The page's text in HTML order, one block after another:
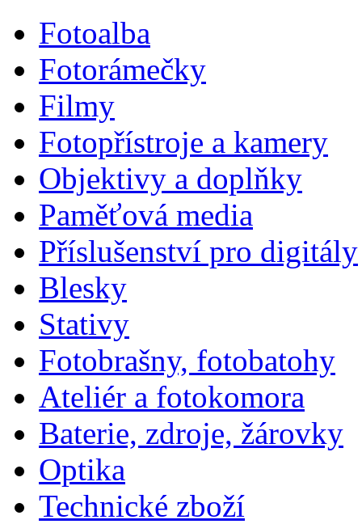
Fotoalba
Fotorámečky
Filmy
Fotopřístroje a kamery
Objektivy a doplňky
Paměťová media
Příslušenství pro digitály
Blesky
Stativy
Fotobrašny, fotobatohy
Ateliér a fotokomora
Baterie, zdroje, žárovky
Optika
Technické zboží